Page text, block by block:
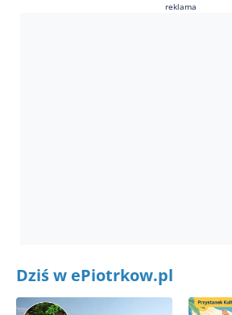
reklama
Dziś w ePiotrkow.pl